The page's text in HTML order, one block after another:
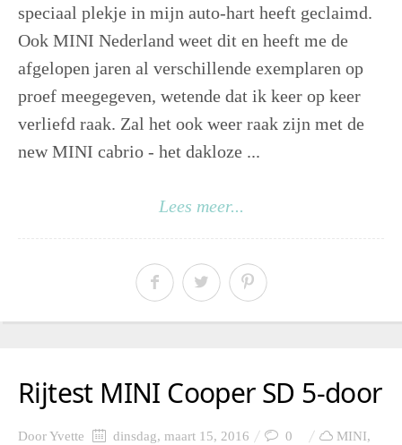
speciaal plekje in mijn auto-hart heeft geclaimd.
Ook MINI Nederland weet dit en heeft me de
afgelopen jaren al verschillende exemplaren op
proef meegegeven, wetende dat ik keer op keer
verliefd raak. Zal het ook weer raak zijn met de
new MINI cabrio - het dakloze ...
Lees meer...
Rijtest MINI Cooper SD 5-door
DoorYvette dinsdag, maart 15, 2016 0 MINI,